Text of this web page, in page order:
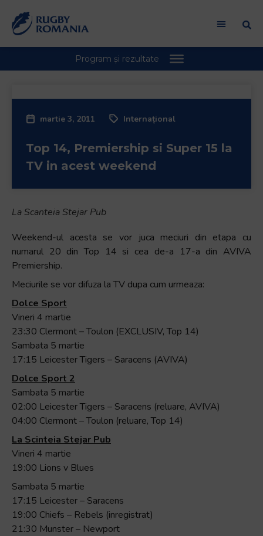
martie 3, 2011 Internațional
Top 14, Premiership si Super 15 la
TV in acest weekend
La Scanteia Stejar Pub
Weekend-ul acesta se vor juca meciuri din etapa cu
numarul 20 din Top 14 si cea de-a 17-a din AVIVA
Premiership.
Meciurile se vor difuza la TV dupa cum urmeaza:
Dolce Sport
Vineri 4 martie
23:30 Clermont – Toulon (EXCLUSIV, Top 14)
Sambata 5 martie
17:15 Leicester Tigers – Saracens (AVIVA)
Dolce Sport 2
Sambata 5 martie
02:00 Leicester Tigers – Saracens (reluare, AVIVA)
04:00 Clermont – Toulon (reluare, Top 14)
La Scinteia Stejar Pub
Vineri 4 martie
19:00 Lions v Blues
Sambata 5 martie
17:15 Leicester – Saracens
19:00 Chiefs – Rebels (inregistrat)
21:30 Munster – Newport